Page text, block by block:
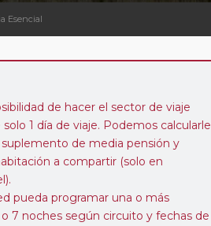
Esencial
de hacer el sector de viaje
1 día de viaje. Podemos calcularle
de media pensión y
a compartir (solo en
pueda programar una o más
7 noches según circuito y fechas de